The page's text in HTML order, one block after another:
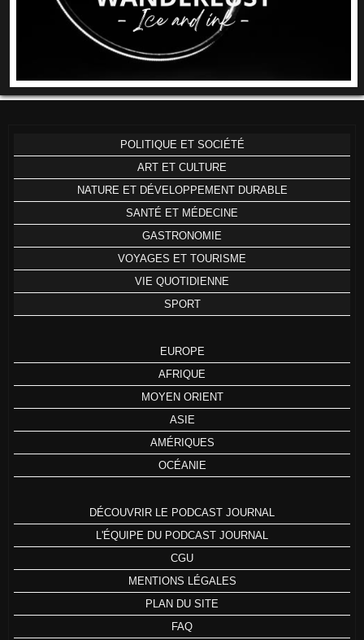
POLITIQUE ET SOCIÉTÉ
ART ET CULTURE
NATURE ET DÉVELOPPEMENT DURABLE
SANTÉ ET MÉDECINE
GASTRONOMIE
VOYAGES ET TOURISME
VIE QUOTIDIENNE
SPORT
EUROPE
AFRIQUE
MOYEN ORIENT
ASIE
AMÉRIQUES
OCÉANIE
DÉCOUVRIR LE PODCAST JOURNAL
L'ÉQUIPE DU PODCAST JOURNAL
CGU
MENTIONS LÉGALES
PLAN DU SITE
FAQ